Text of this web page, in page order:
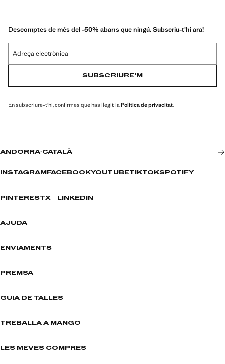
Descomptes de més del -50% abans que ningú. Subscriu-t'hi ara!
Adreça electrònica
SUBSCRIURE'M
En subscriure-t'hi, confirmes que has llegit la Política de privacitat.
ANDORRA·CATALÀ
INSTAGRAM FACEBOOKYOUTUBETIKTOKSPOTIFY
PINTERESTX LINKEDIN
AJUDA
ENVIAMENTS
PREMSA
GUIA DE TALLES
TREBALLA A MANGO
LES MEVES COMPRES